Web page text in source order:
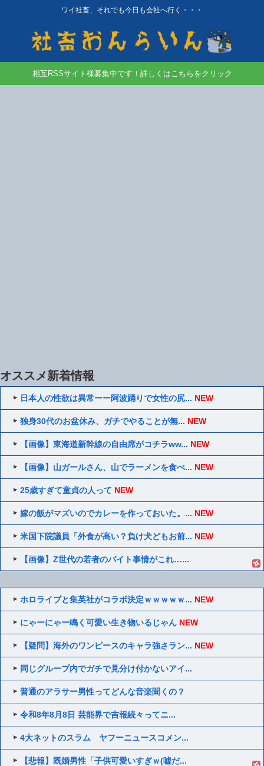
ワイ社畜、それでも今日も会社へ行く・・・
相互RSSサイト様募集中です！詳しくはこちらをクリック
オススメ新着情報
日本人の性欲は異常ーー阿波踊りで女性の尻... NEW
独身30代のお盆休み、ガチでやることが無... NEW
【画像】東海道新幹線の自由席がコチラww... NEW
【画像】山ガールさん、山でラーメンを食べ... NEW
25歳すぎて童貞の人って NEW
嫁の飯がマズいのでカレーを作っておいた。... NEW
米国下院議員「外食が高い？負け犬どもお前... NEW
【画像】Z世代の若者のバイト事情がこれ…...
ホロライブと集英社がコラボ決定ｗｗｗｗｗ... NEW
にゃーにゃー鳴く可愛い生き物いるじゃん NEW
【疑問】海外のワンピースのキャラ強さラン... NEW
同じグループ内でガチで見分け付かないアイ...
普通のアラサー男性ってどんな音楽聞くの？
令和8年8月8日 芸能界で吉報続々ってニ...
4大ネットのスラム ヤフーニュースコメン...
【悲報】既婚男性「子供可愛いすぎｗ(嘘だ...